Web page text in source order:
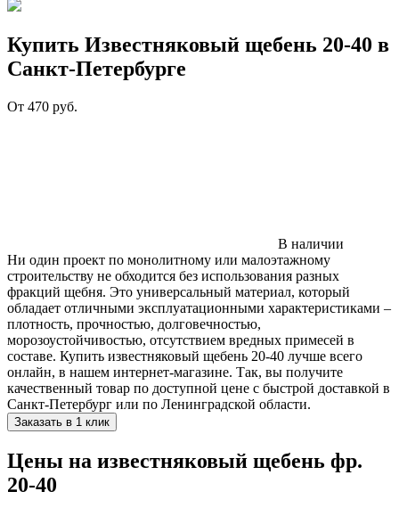
Купить Известняковый щебень 20-40 в
Санкт-Петербурге
От 470 руб.
В наличии
Ни один проект по монолитному или малоэтажному
строительству не обходится без использования разных
фракций щебня. Это универсальный материал, который
обладает отличными эксплуатационными характеристиками –
плотность, прочностью, долговечностью,
морозоустойчивостью, отсутствием вредных примесей в
составе. Купить известняковый щебень 20-40 лучше всего
онлайн, в нашем интернет-магазине. Так, вы получите
качественный товар по доступной цене с быстрой доставкой в
Санкт-Петербург или по Ленинградской области.
Заказать в 1 клик
Цены на известняковый щебень фр.
20-40